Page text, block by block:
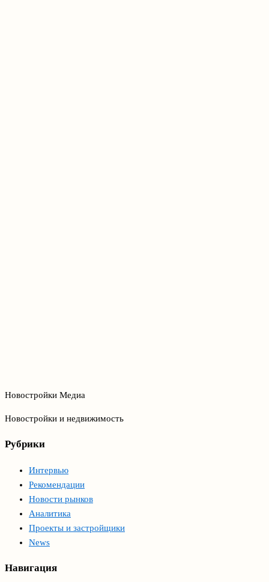
Новостройки Медиа
Новостройки и недвижимость
Рубрики
Интервью
Рекомендации
Новости рынков
Аналитика
Проекты и застройщики
News
Навигация